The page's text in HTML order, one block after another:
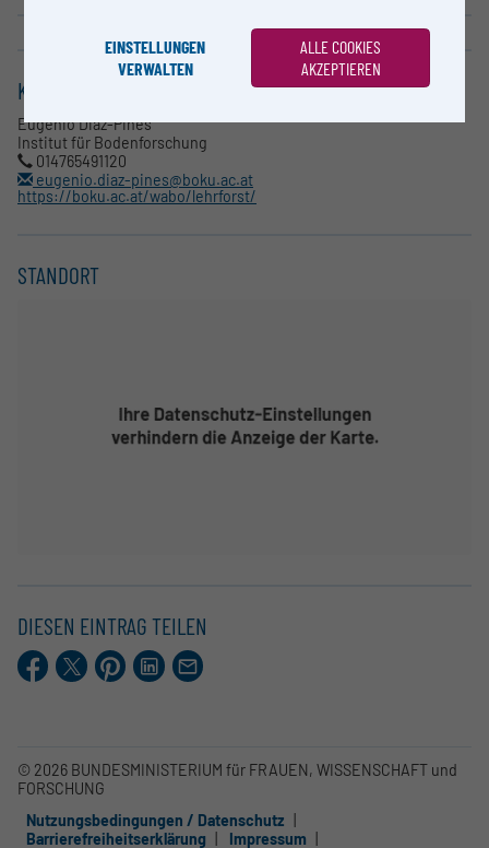
KONTAKT
Eugenio Diaz-Pines
Institut für Bodenforschung
014765491120
eugenio.diaz-pines@boku.ac.at
https://boku.ac.at/wabo/lehrforst/
STANDORT
DIESEN EINTRAG TEILEN
Facebook
X.comPinterestLinkedIn
E-
Mail
© 2026 BUNDESMINISTERIUM für FRAUEN, WISSENSCHAFT und
FORSCHUNG
Nutzungsbedingungen / Datenschutz
Barrierefreiheitserklärung
Impressum
EINSTELLUNGEN
VERWALTEN
ALLE COOKIES
AKZEPTIEREN